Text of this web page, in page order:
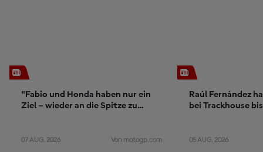
"Fabio und Honda haben nur ein
Ziel – wieder an die Spitze zu
07 AUG. 2026 Von motogp.com
Raúl Fernández
bei Trackhouse
05 AUG. 2026